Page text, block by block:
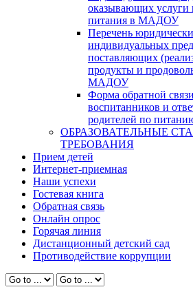
оказывающих услуги
питания в МАДОУ
Перечень
индивидуальных
поставляющих
продукты и
МАДОУ
Форма обратной
воспитанников и
родителей по
ОБРАЗОВАТЕЛЬНЫЕ
ТРЕБОВАНИЯ
Прием детей
Интернет-приемная
Наши успехи
Гостевая книга
Обратная связь
Онлайн опрос
Горячая линия
Дистанционный детский сад
Противодействие коррупции